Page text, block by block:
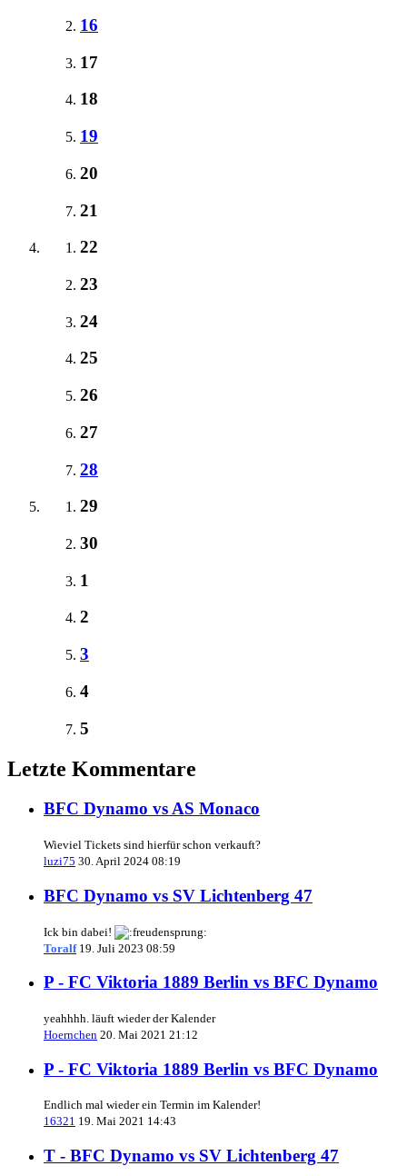
16
17
18
19
20
21
22
23
24
25
26
27
28
29
30
1
2
3
4
5
Letzte Kommentare
BFC Dynamo vs AS Monaco
Wieviel Tickets sind hierfür schon verkauft?
luzi75 30. April 2024 08:19
BFC Dynamo vs SV Lichtenberg 47
Ick bin dabei!
Toralf 19. Juli 2023 08:59
P - FC Viktoria 1889 Berlin vs BFC Dynamo
yeahhhh. läuft wieder der Kalender
Hoernchen 20. Mai 2021 21:12
P - FC Viktoria 1889 Berlin vs BFC Dynamo
Endlich mal wieder ein Termin im Kalender!
16321 19. Mai 2021 14:43
T - BFC Dynamo vs SV Lichtenberg 47